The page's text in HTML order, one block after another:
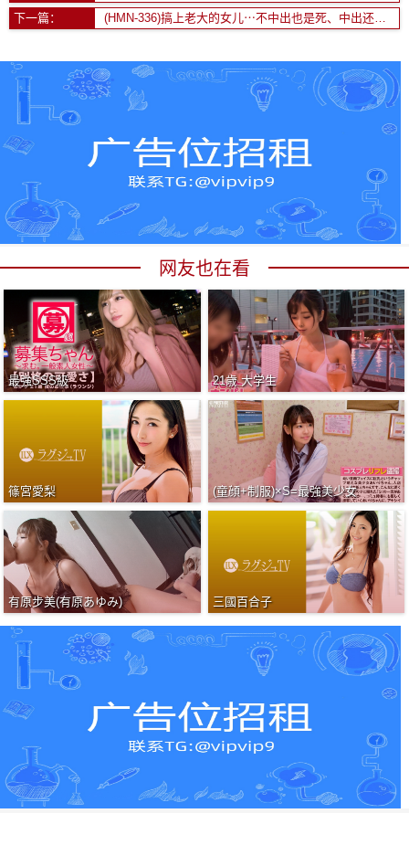
下一篇：
(HMN-336)搞上老大的女儿⋯不中出也是死、中出还是会死！
网友也在看
最強SSS級 21歳 大学生
篠宮愛梨 (童顔+制服)×S=最強美少女
有原步美(有原あゆみ) 三國百合子